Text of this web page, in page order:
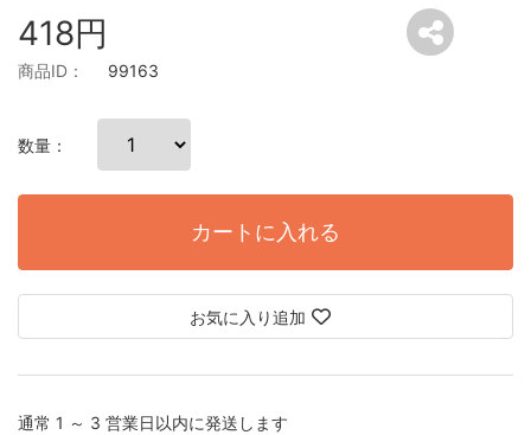
418円
商品ID： 99163
数量：
カートに入れる
お気に入り追加
通常 1 ～ 3 営業日以内に発送します